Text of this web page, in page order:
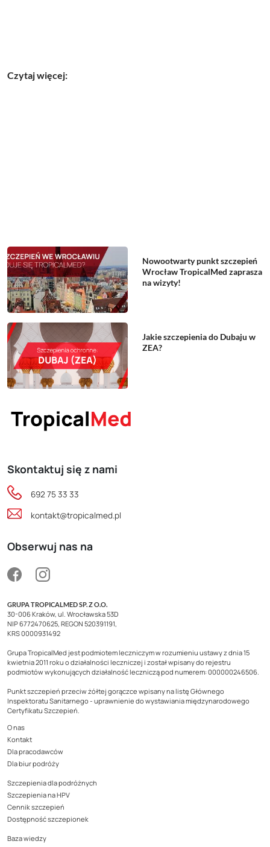
Czytaj więcej:
Nowootwarty punkt szczepień
Wrocław TropicalMed zaprasza
na wizyty!
Jakie szczepienia do Dubaju w
ZEA?
Skontaktuj się z nami
692 75 33 33
kontakt@tropicalmed.pl
Obserwuj nas na
GRUPA TROPICALMED SP. Z O.O.
30-006 Kraków, ul. Wrocławska 53D
NIP 6772470625, REGON 520391191,
KRS 0000931492
Grupa TropicalMed jest podmiotem leczniczym w rozumieniu ustawy z dnia 15
kwietnia 2011 roku o działalności leczniczej i został wpisany do rejestru
podmiotów wykonujących działalność leczniczą pod numerem: 000000246506.
Punkt szczepień przeciw żółtej gorączce wpisany na listę Głównego
Inspektoratu Sanitarnego - uprawnienie do wystawiania międzynarodowego
Certyfikatu Szczepień.
O nas
Kontakt
Dla pracodawców
Dla biur podróży
Szczepienia dla podróżnych
Szczepienia na HPV
Cennik szczepień
Dostępność szczepionek
Baza wiedzy